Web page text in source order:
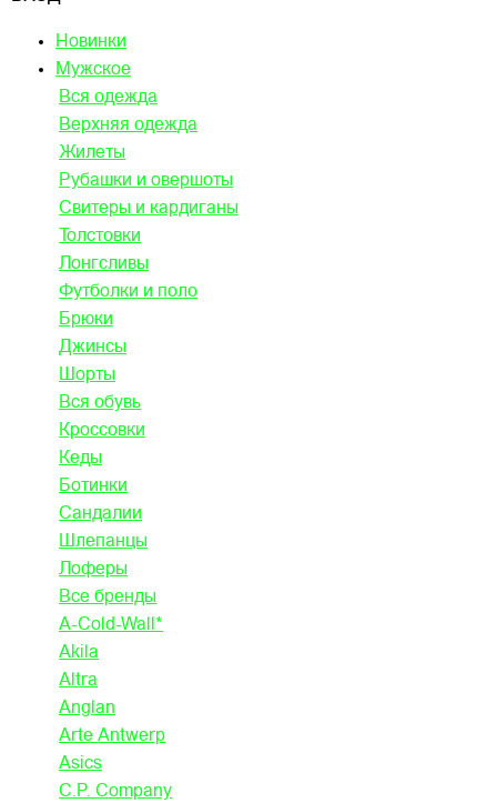
Новинки
Мужское
Вся одежда
Верхняя одежда
Жилеты
Рубашки и овершоты
Свитеры и кардиганы
Толстовки
Лонгсливы
Футболки и поло
Брюки
Джинсы
Шорты
Вся обувь
Кроссовки
Кеды
Ботинки
Сандалии
Шлепанцы
Лоферы
Все бренды
A-Cold-Wall*
Akila
Altra
Anglan
Arte Antwerp
Asics
C.P. Company